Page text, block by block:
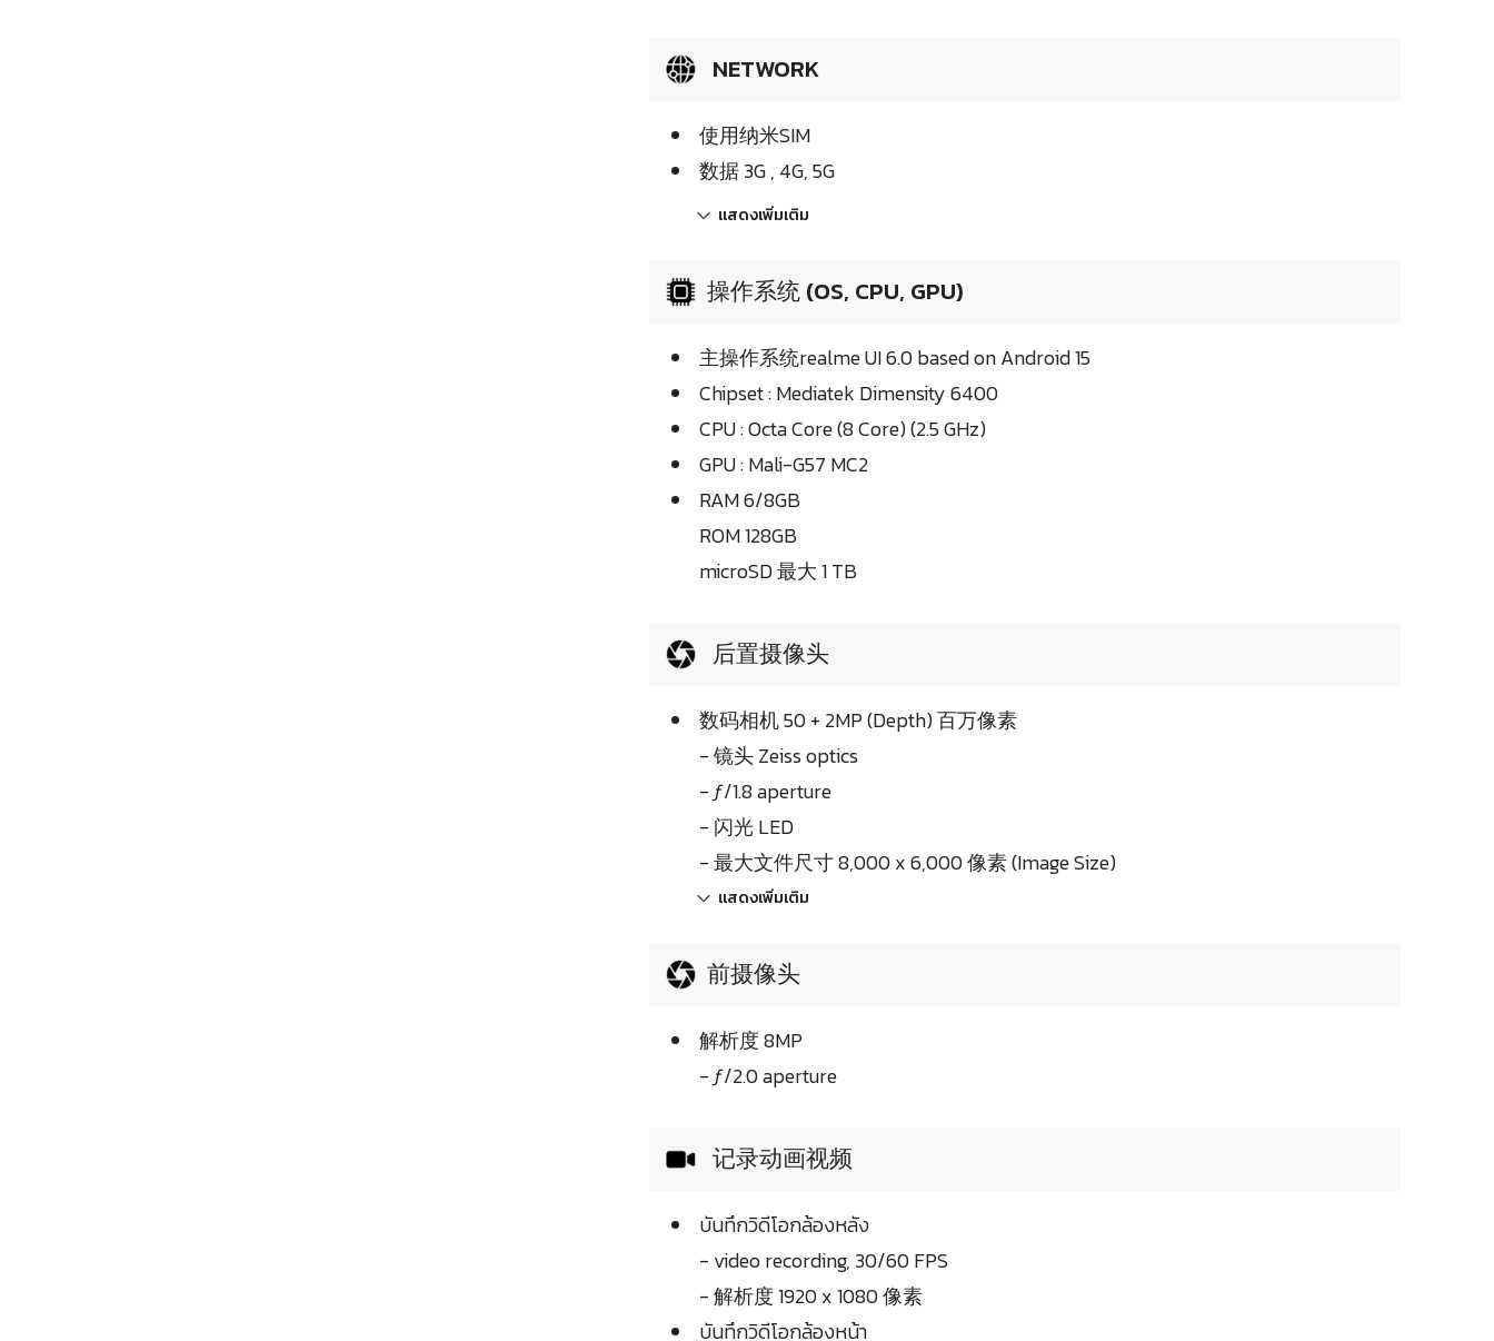
NETWORK
使用纳米SIM
数据 3G , 4G, 5G
แสดงเพิ่มเติม
操作系统 (OS, CPU, GPU)
主操作系统realme UI 6.0 based on Android 15
Chipset : Mediatek Dimensity 6400
CPU : Octa Core (8 Core) (2.5 GHz)
GPU : Mali-G57 MC2
RAM 6/8GB
ROM 128GB
microSD 最大 1 TB
后置摄像头
数码相机 50 + 2MP (Depth) 百万像素
- 镜头 Zeiss optics
- ƒ/1.8 aperture
- 闪光 LED
- 最大文件尺寸 8,000 x 6,000 像素 (Image Size)
แสดงเพิ่มเติม
前摄像头
解析度 8MP
- ƒ/2.0 aperture
记录动画视频
บันทึกวิดีโอกล้องหลัง
- video recording, 30/60 FPS
- 解析度 1920 x 1080 像素
บันทึกวิดีโอกล้องหน้า